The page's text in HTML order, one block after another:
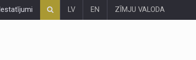
Iestatījumi LV EN ZĪMJU VALODA